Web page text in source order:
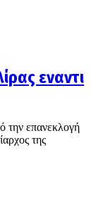
εναντι
την επανεκλογή
της